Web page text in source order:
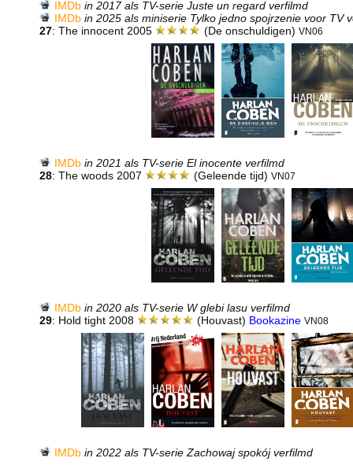
IMDb in 2017 als TV-serie Juste un regard verfilmd
IMDb in 2025 als miniserie Tylko jedno spojrzenie voor TV
27: The innocent 2005 (De onschuldigen) VN06
IMDb in 2021 als TV-serie El inocente verfilmd
28: The woods 2007 (Geleende tijd) VN07
IMDb in 2020 als TV-serie W glebi lasu verfilmd
29: Hold tight 2008 (Houvast) Bookazine VN08
IMDb in 2022 als TV-serie Zachowaj spokój verfilmd